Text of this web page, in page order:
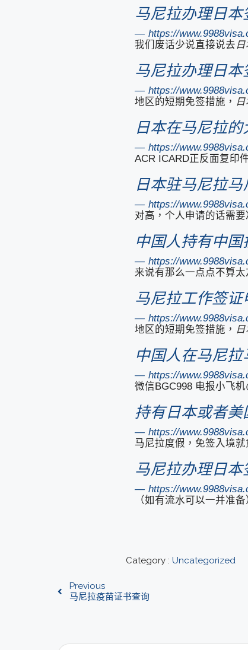
马尼拉办理日
https://
我们废话少说直接说去
马尼拉办理日本
https://
地区的短期免签措施，
日本在马尼拉
https://
ACR ICARD正反面复印
日本驻马尼拉
https://
对高，个人申请的话需
中国人持有中
https://
来说有那么一点点不算
马尼拉工作签
https://
地区的短期免签措施，
中国人在马尼
https://
微信BGC998 电报小飞
持有日本或者
https://
马尼拉度假，免签入境
马尼拉办理日
https://
（如有流水可以一并准
Category : Uncategorized
Previous
马尼拉疫苗证书查询